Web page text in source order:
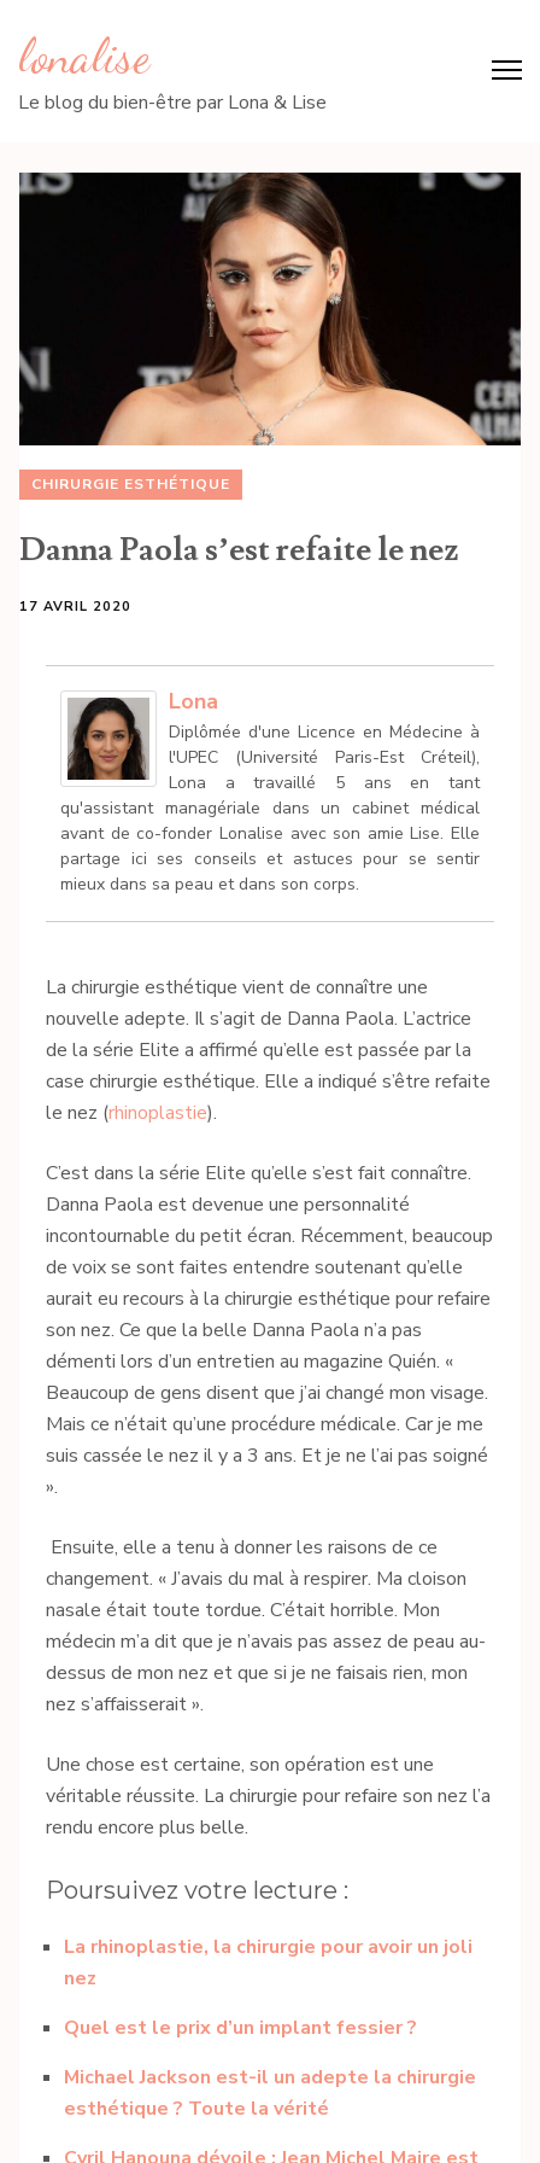
lonalise
Le blog du bien-être par Lona & Lise
CHIRURGIE ESTHÉTIQUE
Danna Paola s’est refaite le nez
17 AVRIL 2020
Lona
Diplômée d'une Licence en Médecine à
l'UPEC (Université Paris-Est Créteil),
Lona a travaillé 5 ans en tant
qu'assistant managériale dans un cabinet médical
avant de co-fonder Lonalise avec son amie Lise. Elle
partage ici ses conseils et astuces pour se sentir
mieux dans sa peau et dans son corps.
La chirurgie esthétique vient de connaître une
nouvelle adepte. Il s’agit de Danna Paola. L’actrice
de la série Elite a affirmé qu’elle est passée par la
case chirurgie esthétique. Elle a indiqué s’être refaite
le nez (rhinoplastie).
C’est dans la série Elite qu’elle s’est fait connaître.
Danna Paola est devenue une personnalité
incontournable du petit écran. Récemment, beaucoup
de voix se sont faites entendre soutenant qu’elle
aurait eu recours à la chirurgie esthétique pour refaire
son nez. Ce que la belle Danna Paola n’a pas
démenti lors d’un entretien au magazine Quién. «
Beaucoup de gens disent que j’ai changé mon visage.
Mais ce n’était qu’une procédure médicale. Car je me
suis cassée le nez il y a 3 ans. Et je ne l’ai pas soigné
».
Ensuite, elle a tenu à donner les raisons de ce
changement. « J’avais du mal à respirer. Ma cloison
nasale était toute tordue. C’était horrible. Mon
médecin m’a dit que je n’avais pas assez de peau au-
dessus de mon nez et que si je ne faisais rien, mon
nez s’affaisserait ».
Une chose est certaine, son opération est une
véritable réussite. La chirurgie pour refaire son nez l’a
rendu encore plus belle.
Poursuivez votre lecture :
La rhinoplastie, la chirurgie pour avoir un joli
nez
Quel est le prix d’un implant fessier ?
Michael Jackson est-il un adepte la chirurgie
esthétique ? Toute la vérité